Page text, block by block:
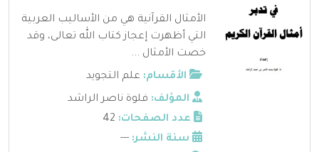
الأمثال القرآنية هي من الأساليب العربية
التي أظهرت إعجاز كتاب الله تعالى، وقد
خصت الأمثال ...
الأقسام: علم التجويد
المؤلف: فلوة ناصر الراشد
عدد الصفحات:
سنة النشر: ---